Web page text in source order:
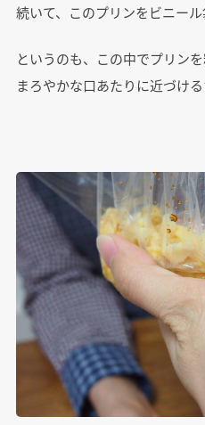
続いて、このプリンをビニール
というのも、この中でプリン
まろやかな口あたりに近づける